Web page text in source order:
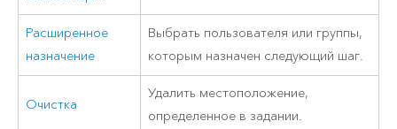
Расширенное
назначение
Выбрать пользователя или группы,
которым назначен следующий шаг.
Очистка
Удалить местоположение,
определенное в задании.